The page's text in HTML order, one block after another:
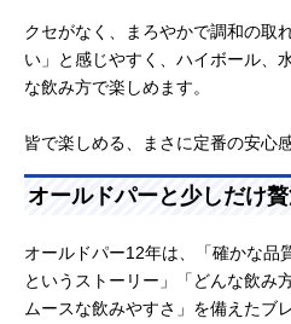
クセがなく、まろやかで調和の取
い」と感じやすく、ハイボール、
な飲み方で楽しめます。
皆で楽しめる、まさに定番の安心
オールドパーと少しだけ
オールドパー12年は、「確かな品
というストーリー」「どんな飲み
ムースな飲みやすさ」を備えたブ